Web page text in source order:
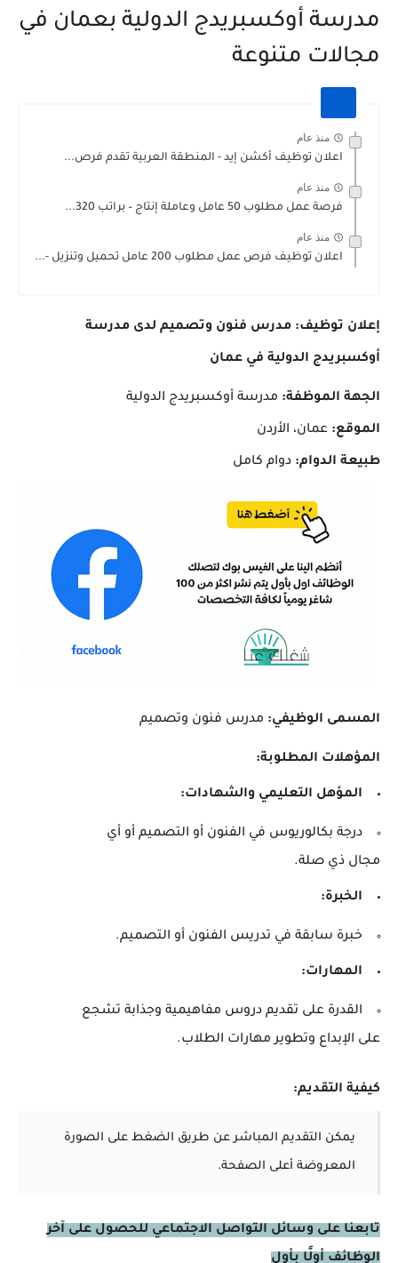
مدرسة أوكسبريدج الدولية بعمان في
مجالات متنوعة
منذ عام
اعلان توظيف أكشن إيد - المنطقة العربية تقدم فرص...
منذ عام
فرصة عمل مطلوب 50 عامل وعاملة إنتاج – براتب 320...
منذ عام
اعلان توظيف فرص عمل مطلوب 200 عامل تحميل وتنزيل -...
إعلان توظيف: مدرس فنون وتصميم لدى مدرسة
أوكسبريدج الدولية في عمان
الجهة الموظفة: مدرسة أوكسبريدج الدولية
الموقع: عمان، الأردن
طبيعة الدوام: دوام كامل
المسمى الوظيفي: مدرس فنون وتصميم
المؤهلات المطلوبة:
المؤهل التعليمي والشهادات:
درجة بكالوريوس في الفنون أو التصميم أو أي
مجال ذي صلة.
الخبرة:
خبرة سابقة في تدريس الفنون أو التصميم.
المهارات:
القدرة على تقديم دروس مفاهيمية وجذابة تشجع
على الإبداع وتطوير مهارات الطلاب.
كيفية التقديم:
يمكن التقديم المباشر عن طريق الضغط على الصورة
المعروضة أعلى الصفحة.
تابعنا على وسائل التواصل الاجتماعي للحصول على آخر
الوظائف أولًا بأول